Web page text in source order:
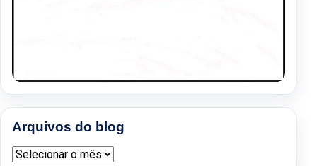
Arquivos do blog
Arquivos do blog